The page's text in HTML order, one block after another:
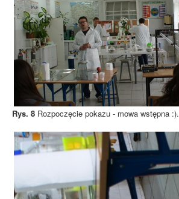
Rys. 8 Rozpoczęcie pokazu - mowa wstępna :).